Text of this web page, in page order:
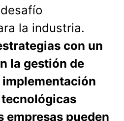
la industria.
con un
la gestión de
empresas pueden